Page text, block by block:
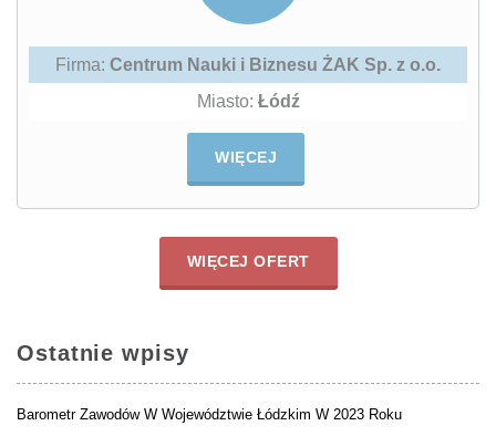
Firma: Centrum Nauki i Biznesu ŻAK Sp. z o.o.
Miasto: Łódź
WIĘCEJ
WIĘCEJ OFERT
Ostatnie wpisy
Barometr Zawodów W Województwie Łódzkim W 2023 Roku